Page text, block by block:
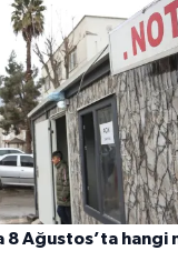
8 Ağustos’ta